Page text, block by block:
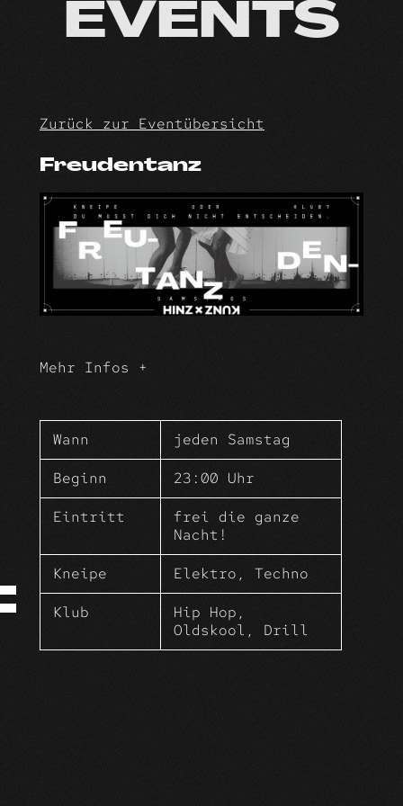
EVENTS
Zurück zur Eventübersicht
Freudentanz
Mehr Infos +
Tag der Woche.
Samstags treffen wir uns zum
kollektiven FreudenTanz in deinem
WohlFühlWohnZimmer der Altstadt.
Wann jeden Samstag
Beginn 23:00 Uhr
Eintritt
frei die ganze
Nacht!
Kneipe Elektro, Techno
Klub
Hip Hop,
Oldskool, Drill